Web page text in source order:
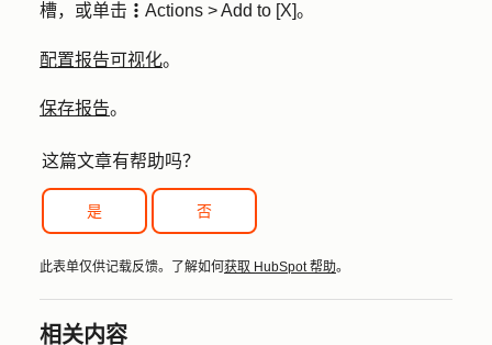
槽，或单击 verticalMenu Actions >Add to [X]。
配置报告可视化。
保存报告。
这篇文章有帮助吗？
是 否
此表单仅供记载反馈。了解如何 获取 HubSpot 帮助。
相关内容